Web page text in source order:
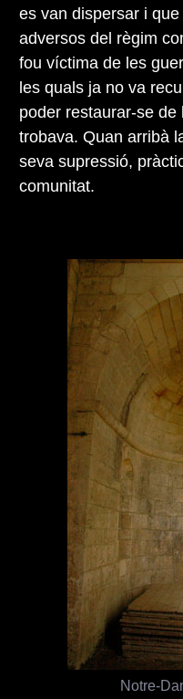
es van dispersar i
adversos del règim
fou víctima de les
les quals ja no va
poder restaurar-se de
trobava. Quan arribà
seva supressió,
comunitat.
Notre-